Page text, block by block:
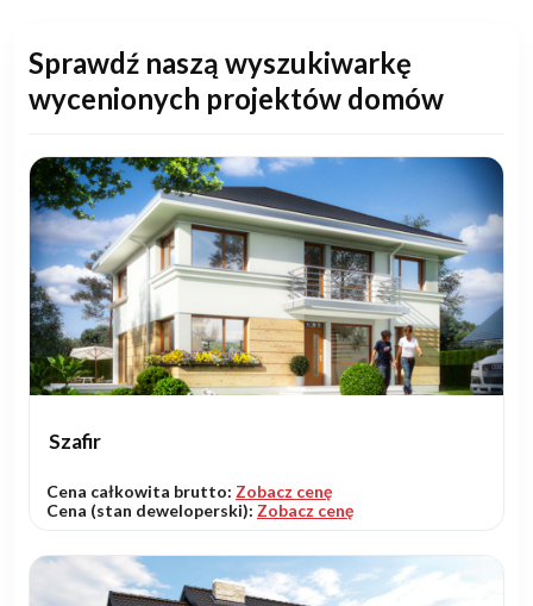
Sprawdź naszą wyszukiwarkę
wycenionych projektów domów
Szafir
Cena całkowita brutto: Zobacz cenę
Cena (stan deweloperski): Zobacz cenę